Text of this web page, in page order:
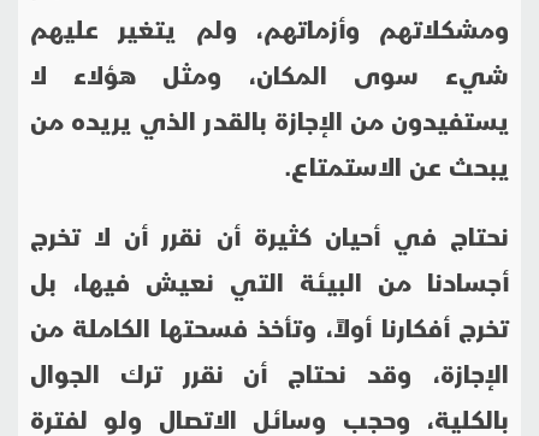
ومشكلاتهم وأزماتهم، ولم يتغير عليهم
شيء سوى المكان، ومثل هؤلاء لا
يستفيدون من الإجازة بالقدر الذي يريده من
يبحث عن الاستمتاع.
نحتاج في أحيان كثيرة أن نقرر أن لا تخرج
أجسادنا من البيئة التي نعيش فيها، بل
تخرج أفكارنا أولاً، وتأخذ فسحتها الكاملة من
الإجازة، وقد نحتاج أن نقرر ترك الجوال
بالكلية، وحجب وسائل الاتصال ولو لفترة